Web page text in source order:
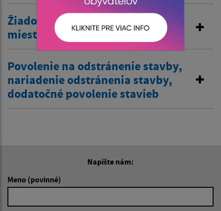
Žiadosť o zriadenie vjazdu
miestnej komunikácie
Povolenie na odstránenie stavby,
nariadenie odstránenia stavby,
dodatočné povolenie stavieb
Napíšte nám:
Meno (povinné)